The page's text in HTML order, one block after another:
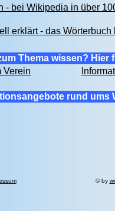
- bei Wikipedia in über
erklärt - das Wörterbuch
Thema wissen? Hier
Verein
rund ums
© by